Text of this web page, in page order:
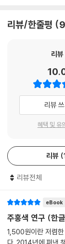
리뷰/한줄평 9
리뷰
리뷰 쓰
혜택 및 유
리뷰
리뷰전체
eBook
주홍색 연구 (한
1,500원이란 저렴